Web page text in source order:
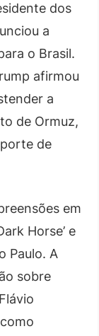
dos
a
o Brasil.
afirmou
a
de Ormuz,
de
em
Horse’ e
Paulo. A
sobre